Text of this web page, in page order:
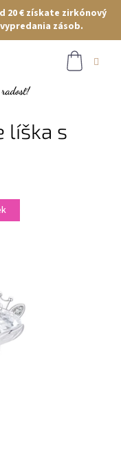
20 € získate zirkónový
zásob.
líška s